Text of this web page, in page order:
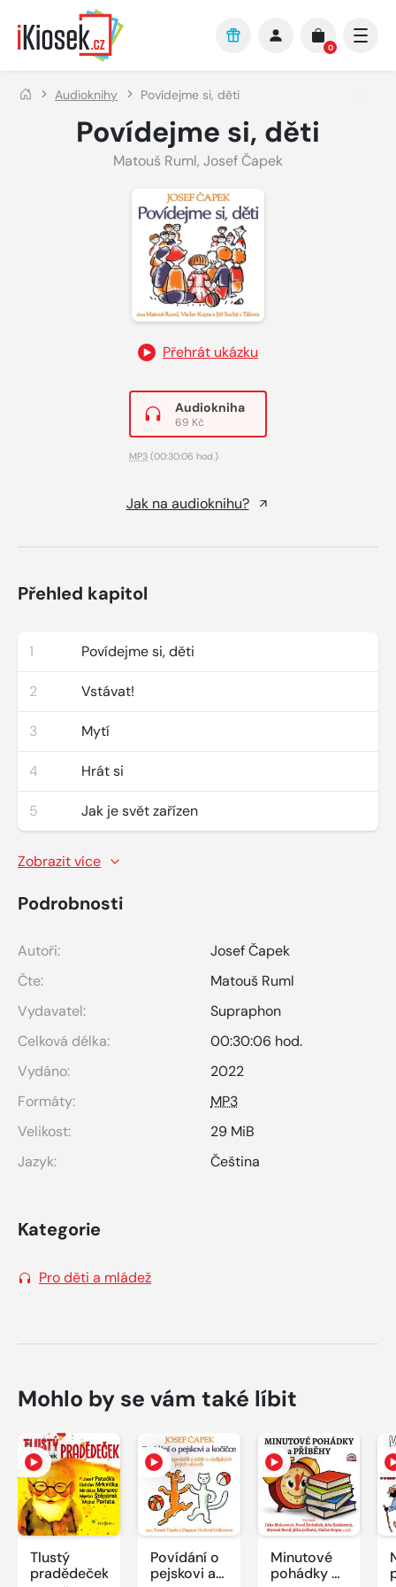
Přejít na hlavní obsah
0
Audioknihy Povídejme si, děti
Povídejme si, děti
Matouš Ruml, Josef Čapek
Přehrát ukázku
Audiokniha
69 Kč
MP3 (00:30:06 hod.)
Jak na audioknihu?
Přehled kapitol
1 Povídejme si, děti
2 Vstávat!
3 Mytí
4 Hrát si
5 Jak je svět zařízen
Zobrazit více
Podrobnosti
Autoři:
Josef Čapek
Čte:
Matouš Ruml
Vydavatel:
Supraphon
Celková délka:
00:30:06 hod.
Vydáno:
2022
Formáty:
MP3
Velikost:
29 MiB
Jazyk:
Čeština
Kategorie
Pro děti a mládež
Mohlo by se vám také líbit
Tlustý
pradědeček
Povídání o
pejskovi a
Minutové
pohádky a